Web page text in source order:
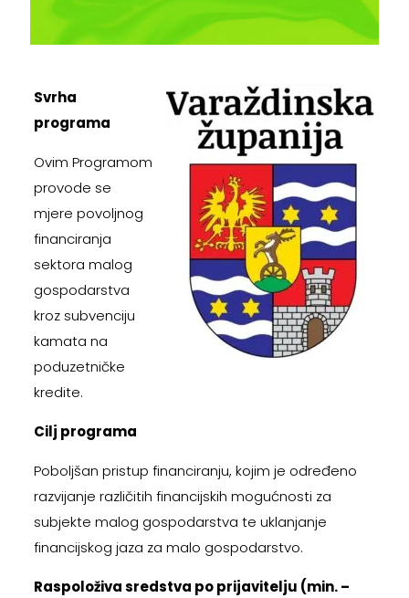
Svrha
programa
Ovim Programom
provode se
mjere povoljnog
financiranja
sektora malog
gospodarstva
kroz subvenciju
kamata na
poduzetničke
kredite.
Cilj programa
Poboljšan pristup financiranju, kojim je određeno
razvijanje različitih financijskih mogućnosti za
subjekte malog gospodarstva te uklanjanje
financijskog jaza za malo gospodarstvo.
Raspoloživa sredstva po prijavitelju (min. –